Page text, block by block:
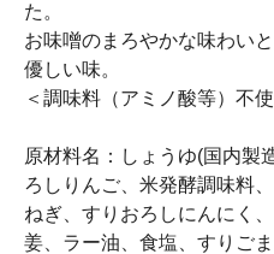
た。
お味噌のまろやかな味わい
優しい味。
＜調味料（アミノ酸等）不
原材料名：しょうゆ(国内製
ろしりんご、米発酵調味料
ねぎ、すりおろしにんにく
姜、ラー油、食塩、すりご